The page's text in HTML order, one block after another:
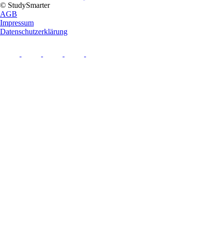
© StudySmarter
AGB
Impressum
Datenschutzerklärung